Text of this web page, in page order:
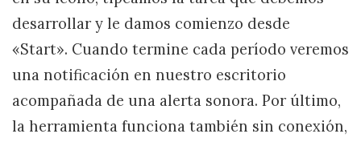
desarrollar y le damos comienzo desde
«Start». Cuando termine cada período veremos
una notificación en nuestro escritorio
acompañada de una alerta sonora. Por último,
la herramienta funciona también sin conexión,